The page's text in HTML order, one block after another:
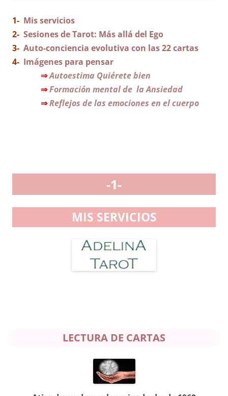
1- Mis servicios
2- Sesiones de Tarot: Más allá del Ego
3- Auto-conciencia evolutiva con las 22 cartas
4- Imágenes para pensar
⇒Autoestima Quiérete bien
⇒Formación mental de la Ansiedad
⇒Reflejos de las emociones en el cuerpo
-1-
MIS SERVICIOS
LECTURA DE CARTAS